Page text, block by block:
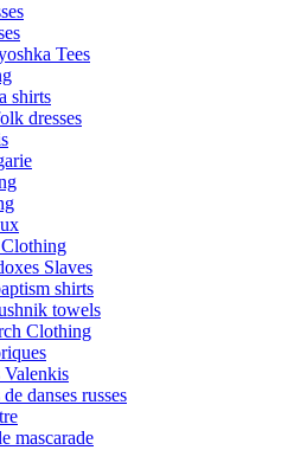
Tees
shirts
dresses
Slaves
shirts
towels
Clothing
Valenkis
danses russes
mascarade